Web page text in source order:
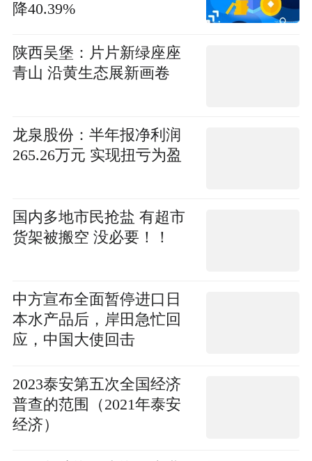
降40.39%
陕西吴堡：片片新绿座座
青山 沿黄生态展新画卷
龙泉股份：半年报净利润
265.26万元 实现扭亏为盈
国内多地市民抢盐 有超市
货架被搬空 没必要！！
中方宣布全面暂停进口日
本水产品后，岸田急忙回
应，中国大使回击
2023泰安第五次全国经济
普查的范围（2021年泰安
经济）